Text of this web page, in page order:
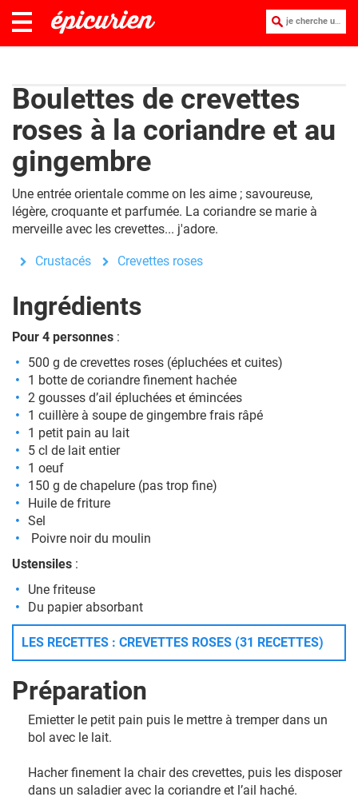
je cherche une recette :
Boulettes de crevettes
roses à la coriandre et au
gingembre
Une entrée orientale comme on les aime ; savoureuse,
légère, croquante et parfumée. La coriandre se marie à
merveille avec les crevettes... j'adore.
Crustacés Crevettes roses
Ingrédients
Pour 4 personnes :
500 g de crevettes roses (épluchées et cuites)
1 botte de coriandre finement hachée
2 gousses d’ail épluchées et émincées
1 cuillère à soupe de gingembre frais râpé
1 petit pain au lait
5 cl de lait entier
1 oeuf
150 g de chapelure (pas trop fine)
Huile de friture
Sel
Poivre noir du moulin
Ustensiles :
Une friteuse
Du papier absorbant
LES RECETTES : CREVETTES ROSES (31 RECETTES)
Préparation
Emietter le petit pain puis le mettre à tremper dans un
bol avec le lait.
Hacher finement la chair des crevettes, puis les disposer
dans un saladier avec la coriandre et l’ail haché.